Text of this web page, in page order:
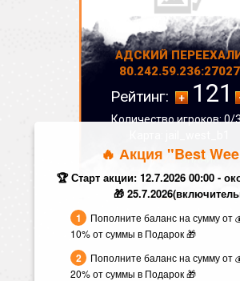
АДСКИЙ
80.242.59.236:27027
Рейтинг: 121
Количество игроков: 0/
СТАТУС: ОНЛАЙН
🔥 Акция "Best
🏆 Старт акции: 12.7.2026 00:00 -
🎁
Пополните баланс на сумму от
10% от суммы в Подарок 🎁
Пополните баланс на сумму от
20% от суммы в Подарок 🎁